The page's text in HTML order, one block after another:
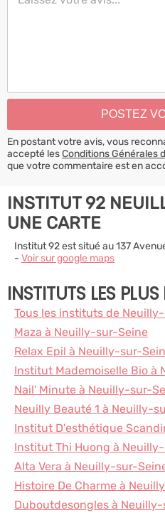
En postant votre avis, vous
accepté lesConditions Générales
que votre commentaire est en
INSTITUT 92
UNE CARTE
Institut 92 est situé au 137
- Voir sur google maps
INSTITUTS LES
Tous les instituts de
Maza à Neuilly-sur-Seine
Relax Epil à Neuilly-sur-
Institut Mademoiselle Bio à
Nail' Minute à Neuilly-sur-
Neuilly Beauté 1 à Neuilly-
Institut D'esthétique
Institut Thi Huong à
Alta Vera à Neuilly-sur-
Histoire De Charme à
Duboutdesongles à